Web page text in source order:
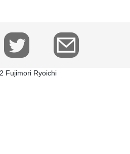
Fujimori Ryoichi